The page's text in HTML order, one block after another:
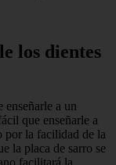
los dientes
enseñarle a un
que enseñarle a
por la facilidad de la
la placa de sarro se